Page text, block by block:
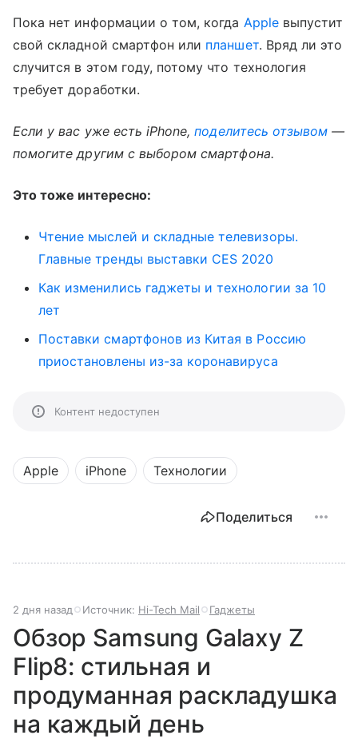
Пока нет информации о том, когда Appleвыпустит
свой складной смартфон или планшет. Вряд ли это
случится в этом году, потому что технология
требует доработки.
Если у вас уже есть iPhone,поделитесь отзывом —
помогите другим с выбором смартфона.
Это тоже интересно:
Чтение мыслей и складные телевизоры.
Главные тренды выставки CES 2020
Как изменились гаджеты и технологии за 10
лет
Поставки смартфонов из Китая в Россию
приостановлены из-за коронавируса
Контент недоступен
Apple iPhone Технологии
Поделиться
2 дня назад Источник: Hi-Tech Mail Гаджеты
Обзор Samsung Galaxy Z
Flip8: стильная и
продуманная раскладушка
на каждый день